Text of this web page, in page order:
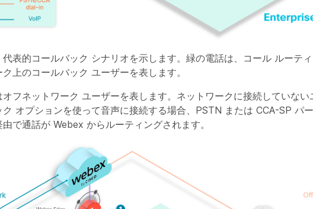
表的コールバック シナリオを示します。緑の電話は、コール ルーテ
上のコールバック ユーザーを表します。
オフネットワーク ユーザーを表します。ネットワークに接続していない
ク オプションを使って音声に接続する場合、PSTN または CCA-SP パ
で通話が Webex からルーティングされます。